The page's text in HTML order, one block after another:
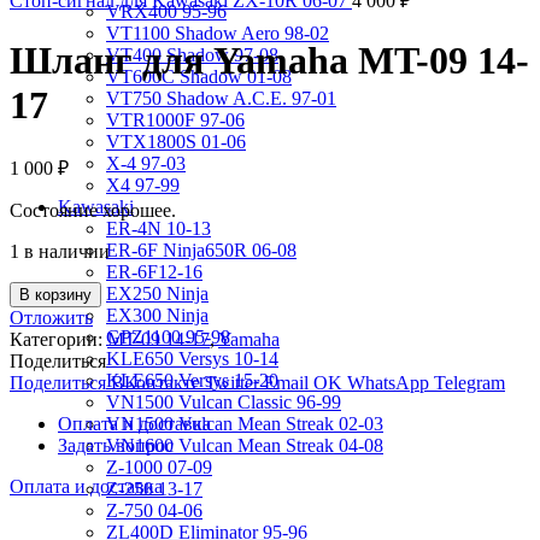
VRX400 95-96
VT1100 Shadow Aero 98-02
VT400 Shadow 97-08
VT600C Shadow 01-08
VT750 Shadow A.C.E. 97-01
VTR1000F 97-06
VTX1800S 01-06
X-4 97-03
X4 97-99
Kawasaki
ER-4N 10-13
ER-6F Ninja650R 06-08
ER-6F12-16
EX250 Ninja
EX300 Ninja
GPZ1100 95-98
KLE650 Versys 10-14
KLE650 Versys 15-20
VN1500 Vulcan Classic 96-99
VN1500 Vulcan Mean Streak 02-03
VN1600 Vulcan Mean Streak 04-08
Z-1000 07-09
Z-250 13-17
Z-750 04-06
ZL400D Eliminator 95-96
Шланг для Yamaha MT-09 14-
17
1 000 ₽
Состояние хорошее.
1 в наличии
В корзину
Отложить
Категории:MT-09 14-17,Yamaha
Поделиться
Поделиться ВКонтакте Twitter Email OK WhatsApp Telegram
Оплата и доставка
Задать вопрос
Оплата и доставка